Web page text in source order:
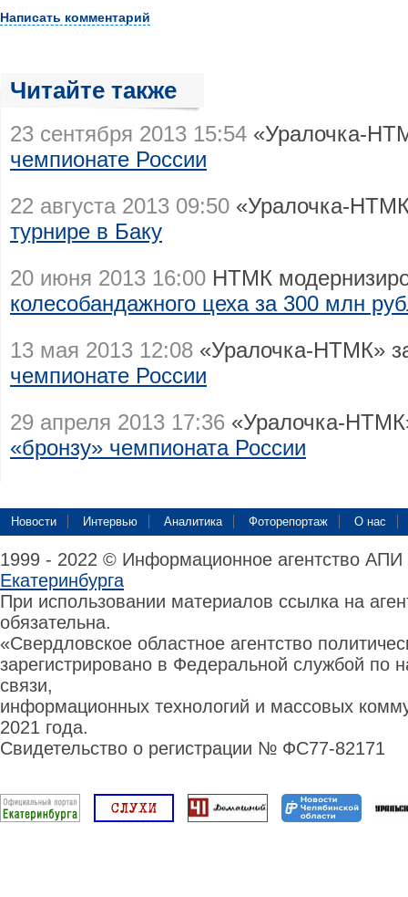
Написать комментарий
Читайте также
23 сентября 2013 15:54 «Уралочка-
чемпионате России
22 августа 2013 09:50 «Уралочка-
турнире в Баку
20 июня 2013 16:00 НТМК
колесобандажного цеха за 300 млн
13 мая 2013 12:08 «Уралочка-НТМК»
чемпионате России
29 апреля 2013 17:36 «Уралочка-
«бронзу» чемпионата России
Новости Интервью Аналитика Фоторепортаж О нас
1999 - 2022 © Информационное агентство
Екатеринбурга
При использовании материалов ссылка на
обязательна.
«Свердловское областное агентство
зарегистрировано в Федеральной службой по
связи,
информационных технологий и массовых
2021 года.
Свидетельство о регистрации № ФС77-82171